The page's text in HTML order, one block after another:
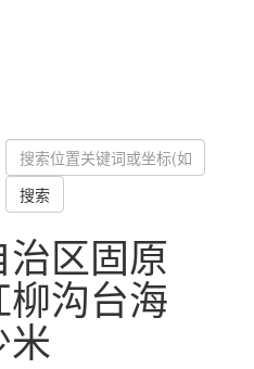
搜索
区固原
沟台海
米